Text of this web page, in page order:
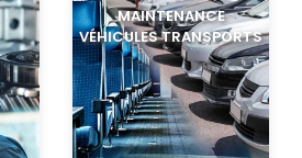
MAINTENANCE
VÉHICULES TRANSPORTS